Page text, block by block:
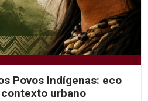
Povos Indígenas: eco
urbano